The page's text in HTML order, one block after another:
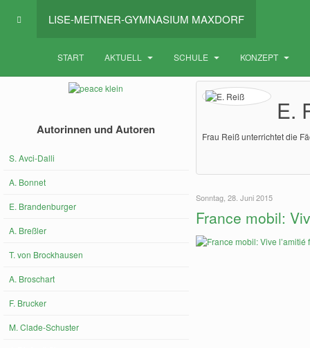
LISE-MEITNER-GYMNASIUM MAXDORF
START AKTUELL SCHULE KONZEPT
E.
Frau Reiß unterrichtet die
Sonntag, 28. Juni 2015
France mobil:
Autorinnen und Autoren
S. Avci-Dalli
A. Bonnet
E. Brandenburger
A. Breßler
T. von Brockhausen
A. Broschart
F. Brucker
M. Clade-Schuster